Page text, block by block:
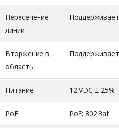
Пересечение
линии
Поддерживает
Вторжение в
область
Поддерживает
Питание 12 VDC ± 25%
PoE PoE: 802.3af